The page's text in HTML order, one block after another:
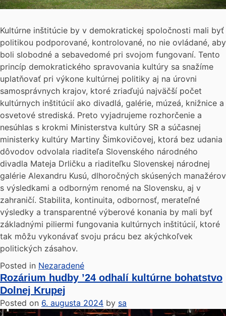
Kultúrne inštitúcie by v demokratickej spoločnosti mali byť
politikou podporované, kontrolované, no nie ovládané, aby
boli slobodné a sebavedomé pri svojom fungovaní. Tento
princíp demokratického spravovania kultúry sa snažíme
uplatňovať pri výkone kultúrnej politiky aj na úrovni
samosprávnych krajov, ktoré zriaďujú najväčší počet
kultúrnych inštitúcií ako divadlá, galérie, múzeá, knižnice a
osvetové strediská. Preto vyjadrujeme rozhorčenie a
nesúhlas s krokmi Ministerstva kultúry SR a súčasnej
ministerky kultúry Martiny Šimkovičovej, ktorá bez udania
dôvodov odvolala riaditeľa Slovenského národného
divadla Mateja Drličku a riaditeľku Slovenskej národnej
galérie Alexandru Kusú, dlhoročných skúsených manažérov
s výsledkami a odborným renomé na Slovensku, aj v
zahraničí. Stabilita, kontinuita, odbornosť, merateľné
výsledky a transparentné výberové konania by mali byť
základnými piliermi fungovania kultúrnych inštitúcií, ktoré
tak môžu vykonávať svoju prácu bez akýchkoľvek
politických zásahov.
Posted in Nezaradené
Rozárium hudby ’24 odhalí kultúrne bohatstvo
Dolnej Krupej
Posted on 6. augusta 2024 by sa